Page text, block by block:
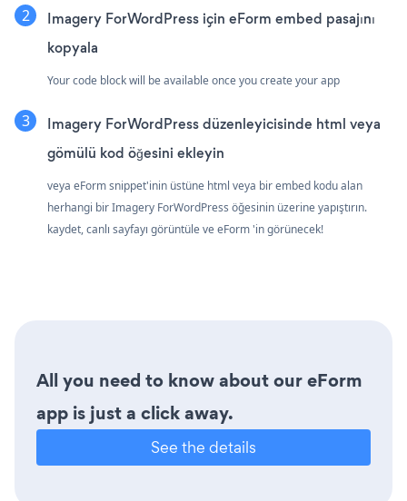
Imagery ForWordPress için eForm embed pasajını
kopyala
Your code block will be available once you create your app
Imagery ForWordPress düzenleyicisinde html veya
gömülü kod öğesini ekleyin
veya eForm snippet'inin üstüne html veya bir embed kodu alan
herhangi bir Imagery ForWordPress öğesinin üzerine yapıştırın.
kaydet, canlı sayfayı görüntüle ve eForm 'in görünecek!
All you need to know about our eForm
app is just a click away.
See the details